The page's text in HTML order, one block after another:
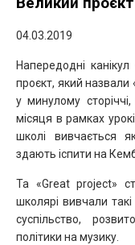
04.03.2019
Напередодні
проєкт, який назвали
у минулому
місяця в рамках
школі вивчається
здають іспити на
Та «Great project»
школярі вивчали
суспільство,
політики на музику.